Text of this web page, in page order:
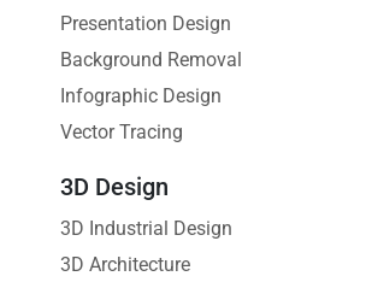
Presentation Design
Background Removal
Infographic Design
Vector Tracing
3D Design
3D Industrial Design
3D Architecture